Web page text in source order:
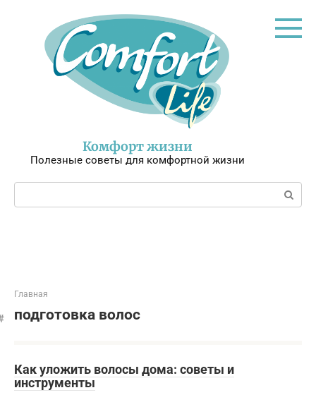
Комфорт жизни
Полезные советы для комфортной жизни
Поиск:
Главная
подготовка волос
Как уложить волосы дома: советы и
инструменты